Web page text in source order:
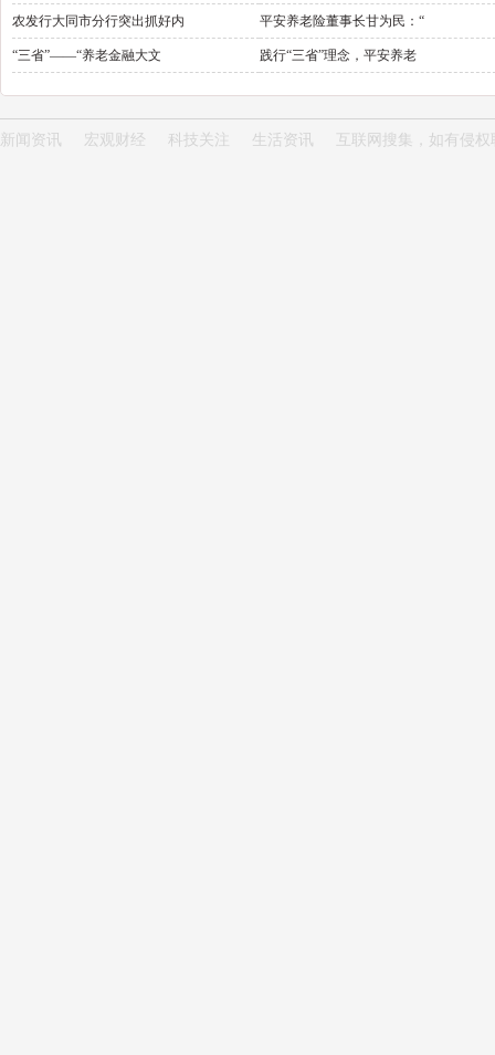
农发行大同市分行突出抓好内 平安养老险董事长甘为民：“
“三省”——“养老金融大文 践行“三省”理念，平安养老
新闻资讯 宏观财经 科技关注 生活资讯 互联网搜集，如有侵